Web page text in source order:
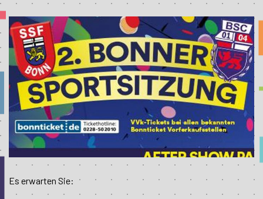
Es erwarten Sie: